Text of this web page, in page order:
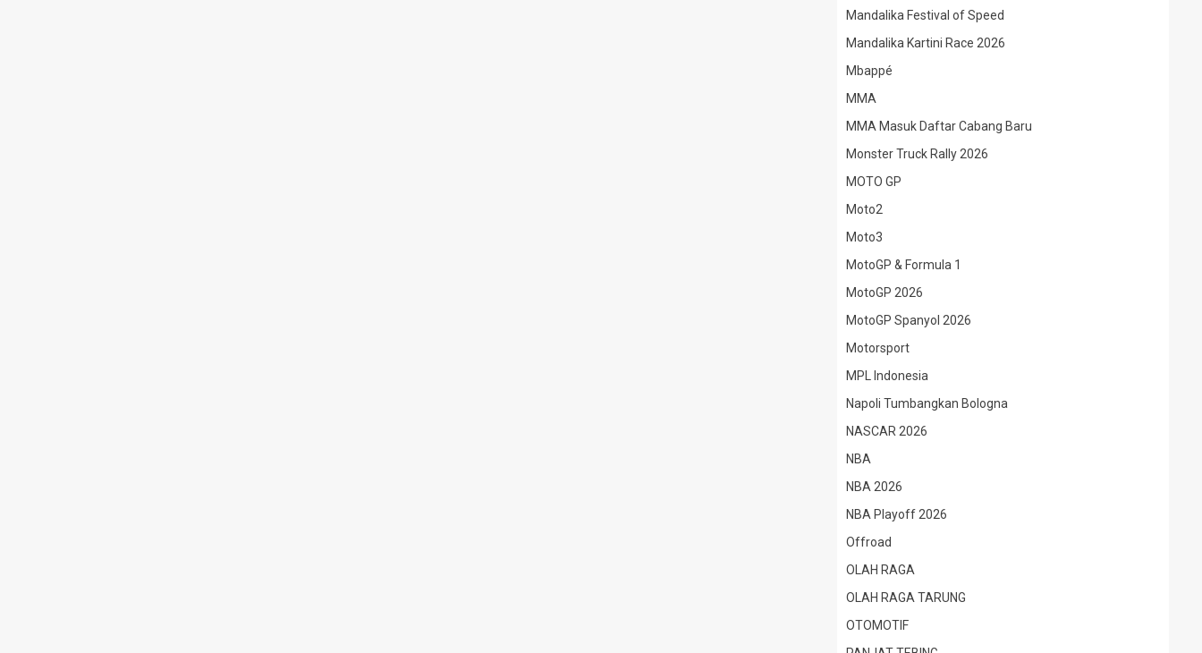
Mandalika Festival of Speed
Mandalika Kartini Race 2026
Mbappé
MMA
MMA Masuk Daftar Cabang Baru
Monster Truck Rally 2026
MOTO GP
Moto2
Moto3
MotoGP & Formula 1
MotoGP 2026
MotoGP Spanyol 2026
Motorsport
MPL Indonesia
Napoli Tumbangkan Bologna
NASCAR 2026
NBA
NBA 2026
NBA Playoff 2026
Offroad
OLAH RAGA
OLAH RAGA TARUNG
OTOMOTIF